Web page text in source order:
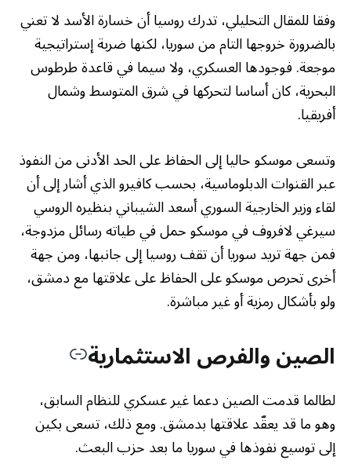
وفقا للمقال التحليلي، تدرك روسيا أن خسارة الأسد لا تعني
بالضرورة خروجها التام من سوريا، لكنها ضربة إستراتيجية
موجعة. فوجودها العسكري، ولا سيما في قاعدة طرطوس
البحرية، كان أساسا لتحركها في شرق المتوسط وشمال
أفريقيا.
وتسعى موسكو حاليا إلى الحفاظ على الحد الأدنى من النفوذ
عبر القنوات الدبلوماسية، بحسب كافيرو الذي أشار إلى أن
لقاء وزير الخارجية السوري أسعد الشيباني بنظيره الروسي
سيرغي لافروف في موسكو حمل في طياته رسائل مزدوجة،
فمن جهة تريد سوريا أن تقف روسيا إلى جانبها، ومن جهة
أخرى تحرص موسكو على الحفاظ على علاقتها مع دمشق،
ولو بأشكال رمزية أو غير مباشرة.
الصين والفرص الاستثمارية
لطالما قدمت الصين دعما غير عسكري للنظام السابق،
وهو ما قد يعقّد علاقتها بدمشق. ومع ذلك، تسعى بكين
إلى توسيع نفوذها في سوريا ما بعد حزب البعث.